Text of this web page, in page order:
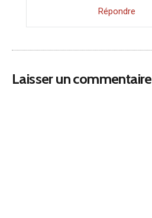
Répondre
Laisser un commentaire